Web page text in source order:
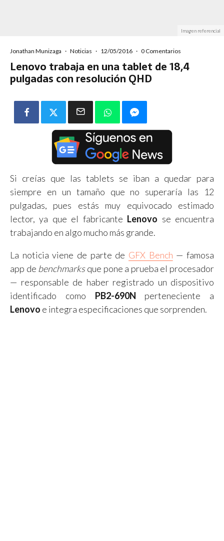
Imagen referencial
Jonathan Munizaga · Noticias · 12/05/2016 · 0 Comentarios
Lenovo trabaja en una tablet de 18,4
pulgadas con resolución QHD
Si creías que las tablets se iban a quedar para
siempre en un tamaño que no superaría las 12
pulgadas, pues estás muy equivocado estimado
lector, ya que el fabricante Lenovo se encuentra
trabajando en algo mucho más grande.
La noticia viene de parte de GFX Bench — famosa
app de benchmarksque pone a prueba el procesador
— responsable de haber registrado un dispositivo
identificado como PB2-690N perteneciente a
Lenovo e integra especificaciones que sorprenden.